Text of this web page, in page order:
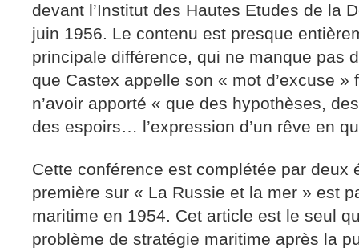
devant l’Institut des Hautes Etudes de la
juin 1956. Le contenu est presque
principale différence, qui ne manque pas
que Castex appelle son « mot d’excuse
n’avoir apporté « que des hypothèses,
des espoirs… l’expression d’un rêve en
Cette conférence est complétée par deux
première sur « La Russie et la mer » est
maritime en 1954. Cet article est le seul
problème de stratégie maritime après la